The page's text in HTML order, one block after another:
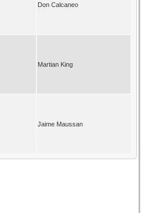
Don Calcaneo
Martian King
Jaime Maussan